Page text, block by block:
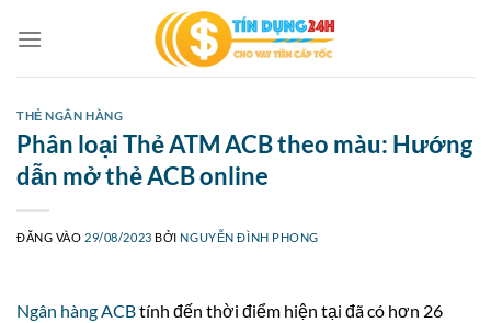
qua
THẺ NGÂN HÀNG
Phân loại Thẻ ATM ACB theo màu: Hướng
dẫn mở thẻ ACB online
ĐĂNG VÀO 29/08/2023 BỞI NGUYỄN ĐÌNH PHONG
Ngân hàng ACBtính đến thời điểm hiện tại đã có hơn 26